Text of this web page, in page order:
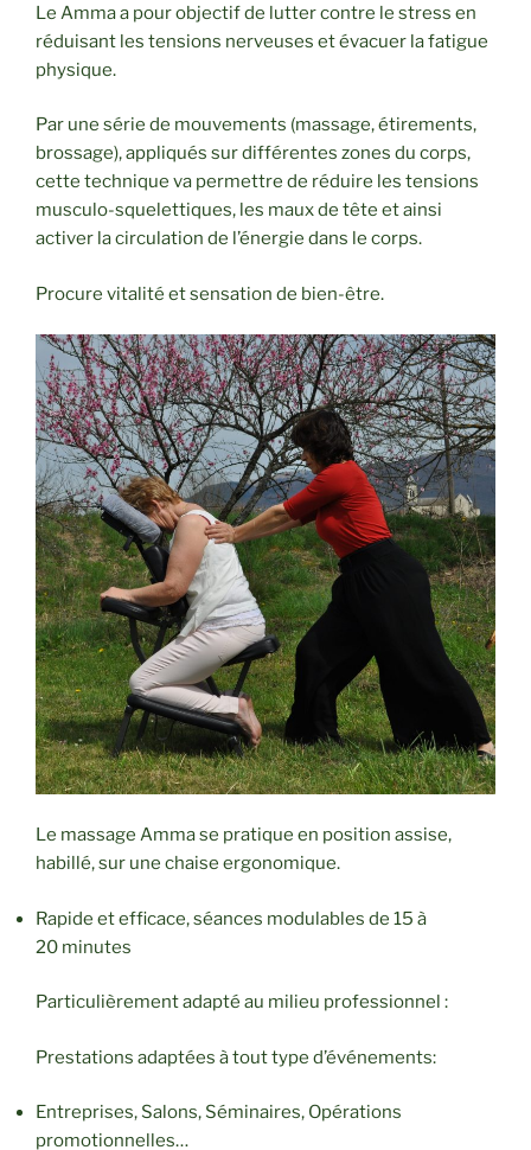
Le Amma a pour objectif de lutter contre le stress en
réduisant les tensions nerveuses et évacuer la fatigue
physique.
Par une série de mouvements (massage, étirements,
brossage), appliqués sur différentes zones du corps,
cette technique va permettre de réduire les tensions
musculo-squelettiques, les maux de tête et ainsi
activer la circulation de l’énergie dans le corps.
Procure vitalité et sensation de bien-être.
Le massage Amma se pratique en position assise,
habillé, sur une chaise ergonomique.
Rapide et efficace, séances modulables de 15 à
20 minutes
Particulièrement adapté au milieu professionnel :
Prestations adaptées à tout type d’événements:
Entreprises, Salons, Séminaires, Opérations
promotionnelles…